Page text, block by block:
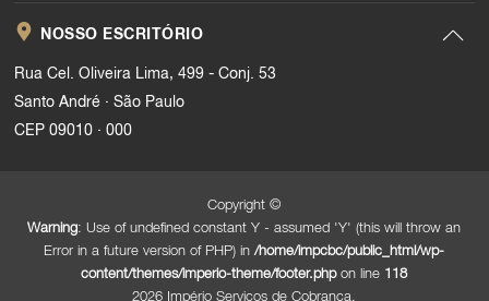
NOSSO ESCRITÓRIO
Rua Cel. Oliveira Lima, 499 - Conj. 53
Santo André
São Paulo
CEP 09010
000
Copyright ©
Warning: Use of undefined constant Y - assumed 'Y' (this will throw an
Error in a future version of PHP) in/home/impcbc/public_html/wp-
content/themes/imperio-theme/footer.phpon line 118
2026 Império Serviços de Cobrança.